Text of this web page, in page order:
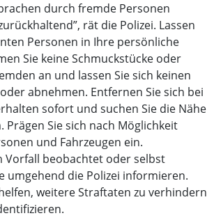
durch fremde Personen
rät die Polizei. Lassen
Personen in Ihre persönliche
Sie keine Schmuckstücke oder
an und lassen Sie sich keinen
abnehmen. Entfernen Sie sich bei
sofort und suchen Sie die Nähe
Prägen Sie sich nach Möglichkeit
und Fahrzeugen ein.
Vorfall beobachtet oder selbst
umgehend die Polizei informieren.
weitere Straftaten zu verhindern